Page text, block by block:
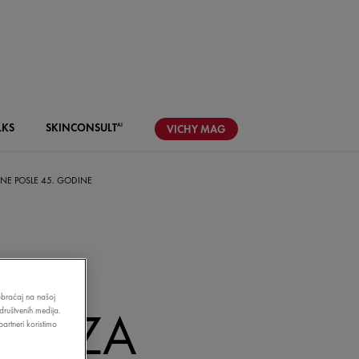
SKINCONSULTAI VICHYMAG
POSLE 45. GODINE
na našoj
medija.
koristimo